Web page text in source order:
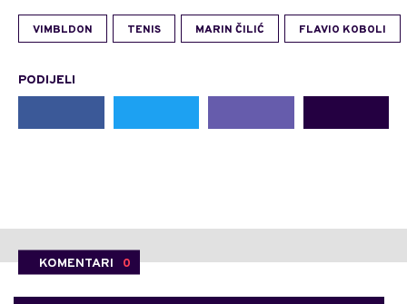
VIMBLDON TENIS MARIN ČILIĆ FLAVIO KOBOLI
PODIJELI
KOMENTARI 0